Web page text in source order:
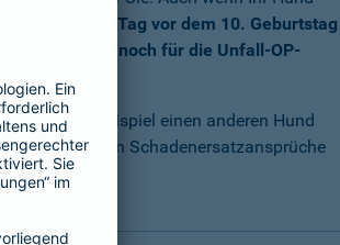
bis einen Tag vor dem 10. Geburtstag
Sie sich aber noch für die Unfall-OP-
zum Beispiel einen anderen Hund
bestens gegen Schadenersatzansprüche